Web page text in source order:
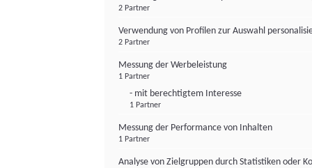
2 Partner
Verwendung von Profilen zur Auswahl
2 Partner
Messung der Werbeleistung
1 Partner
- mit berechtigtem Interesse
1 Partner
Messung der Performance von Inhalten
1 Partner
Analyse von Zielgruppen durch Statistiken oder